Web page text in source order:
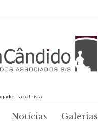
Trabalhista
to
Notícias Galerias